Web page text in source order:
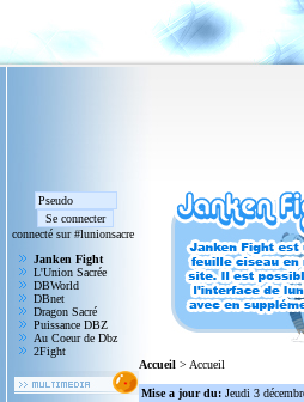
connecté sur #lunionsacre
Janken Fight
L'Union Sacrée
DBWorld
DBnet
Dragon Sacré
Puissance DBZ
Au Coeur de Dbz
2Fight
Accueil > Accueil
Mise a jour du: Jeudi 3